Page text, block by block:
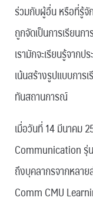
ร่วมกับผู้อื่น หรือที่รู้จั
ถูกจัดเป็นการเรียนก
เรามักจะเรียนรู้จาก
เน้นสร้างรูปแบบการ
ทันสถานการณ์
เมื่อวันที่ 14 มีนาคม
Communication รุ่
ถึงบุคลากรจากหลา
Comm CMU